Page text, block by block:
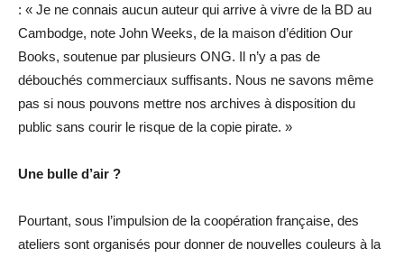
: « Je ne connais aucun auteur qui arrive à vivre de la BD au
Cambodge, note John Weeks, de la maison d’édition Our
Books, soutenue par plusieurs ONG. Il n’y a pas de
débouchés commerciaux suffisants. Nous ne savons même
pas si nous pouvons mettre nos archives à disposition du
public sans courir le risque de la copie pirate. »
Une bulle d’air ?
Pourtant, sous l’impulsion de la coopération française, des
ateliers sont organisés pour donner de nouvelles couleurs à la